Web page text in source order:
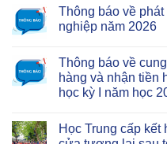
Thông báo về
nghiệp năm 2026
Thông báo về
hàng và nhận tiền
học kỳ I năm học
Học Trung cấp